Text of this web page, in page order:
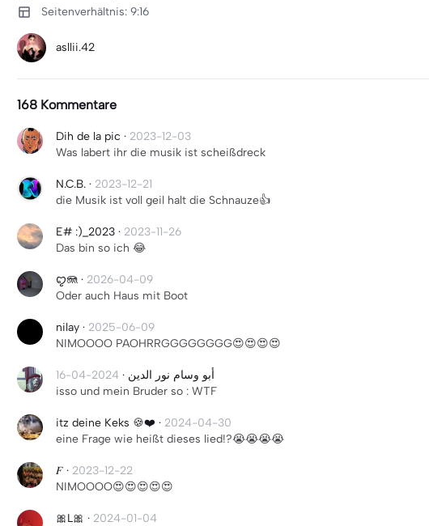
Seitenverhältnis: 9:16
asllii.42
168 Kommentare
Dih de la pic · 2023-12-03
Was labert ihr die musik ist scheißdreck
N.C.B. · 2023-12-21
die Musik ist voll geil halt die Schnauze👍
E# :)_2023 · 2023-11-26
Das bin so ich 😂
ꨄ🪼 · 2026-04-09
Oder auch Haus mit Boot
nilay · 2025-06-09
NIMOOOO PAOHRRGGGGGGGG😍😍😍😍
أبو وسام نور الدين ·
2024-04-16
isso und mein Bruder so : WTF
itz deine Keks 🍪❤️ · 2024-04-30
eine Frage wie heißt dieses lied!?😭😭😭😭
𝐹 · 2023-12-22
NIMOOOO😍😍😍😍😍
🎀L🎀 · 2024-01-04